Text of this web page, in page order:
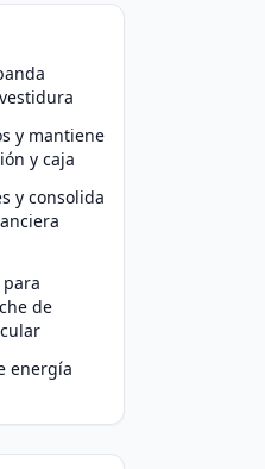
y mantiene
y caja
y consolida
de
energía